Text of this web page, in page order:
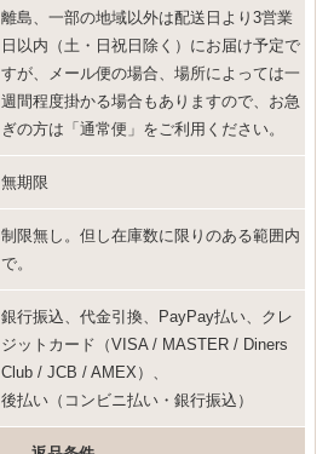
離島、一部の地域以外は配送日より3営業
日以内（土・日祝日除く）にお届け予定で
すが、メール便の場合、場所によっては一
週間程度掛かる場合もありますので、お急
ぎの方は「通常便」をご利用ください。
無期限
制限無し。但し在庫数に限りのある範囲内
で。
銀行振込、代金引換、PayPay払い、クレ
ジットカード（VISA / MASTER / Diners
Club / JCB / AMEX）、
後払い（コンビニ払い・銀行振込）